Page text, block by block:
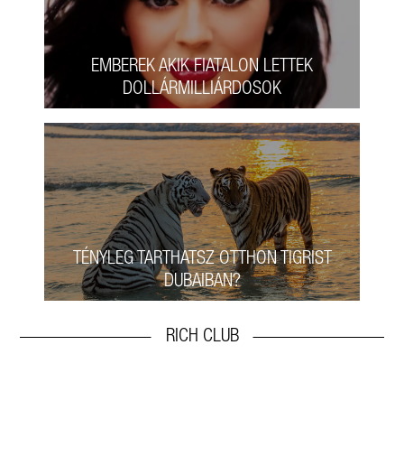
EMBEREK AKIK FIATALON LETTEK
DOLLÁRMILLIÁRDOSOK
TÉNYLEG TARTHATSZ OTTHON TIGRIST
DUBAIBAN?
RICH CLUB